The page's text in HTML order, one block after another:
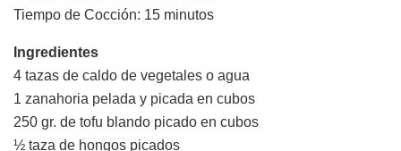
Tiempo de Cocción: 15 minutos
Ingredientes
4 tazas de caldo de vegetales o agua
1 zanahoria pelada y picada en cubos
250 gr. de tofu blando picado en cubos
½ taza de hongos picados